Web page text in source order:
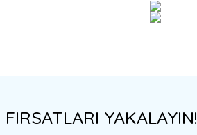
FIRSATLARI YAKALAYIN!